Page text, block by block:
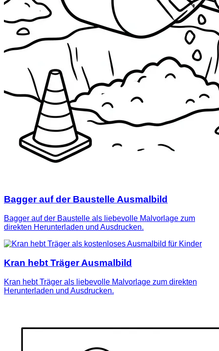
Bagger auf der Baustelle Ausmalbild
Bagger auf der Baustelle als liebevolle Malvorlage zum
direkten Herunterladen und Ausdrucken.
Kran hebt Träger Ausmalbild
Kran hebt Träger als liebevolle Malvorlage zum direkten
Herunterladen und Ausdrucken.